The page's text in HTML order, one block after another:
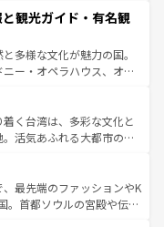
と美食が融合した独特の
各地域で異なる魅力を楽
歴史を感じることができ
や列車の旅も、アメリカ
の観光地といえばオアフ
マウイ島やカウアイ島が
輝く海をはじめ、豊かな
ロハスピリット」と呼ば
ハワイアンミュージッ
べてがハワイの魅力を彩
見と感動が待っているハ
観光ガイド・有名観
多様な文化が魅力の国。
ー・オペラハウス、オー
るウルル（エアーズロッ
やケアンズの熱帯雨林な
カフェやワイン、オージ
おり、サーフィンやダイ
ドア好きにはたまらな
を存分に味わいつくそ
く台湾は、多彩な文化と
活気あふれる大都市の台
湾東部など、都市の喧騒
訪れる人に新しい発見と
奥深い台湾の食文化も魅
最先端のファッションやK
。首都ソウルの宮殿や伝統